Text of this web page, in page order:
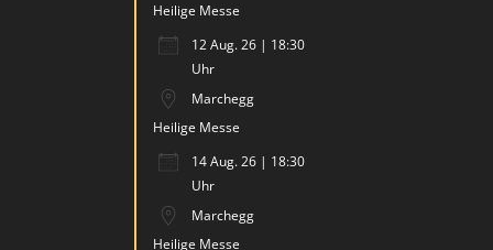
Heilige Messe
12 Aug. 26 | 18:30
Uhr
Marchegg
Heilige Messe
14 Aug. 26 | 18:30
Uhr
Marchegg
Heilige Messe